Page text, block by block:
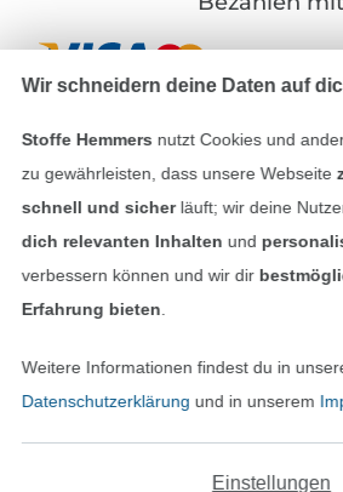
Unsere
In den deutschen Shop
Wir schneidern deine Daten auf
Stoffe Hemmers nutzt Cookies und
zu gewährleisten, dass unsere Webseite
schnell und sicherläuft; wir deine
dich relevanten Inhalten und
verbessern können und wir dir
Erfahrung bieten
Weitere Informationen findest du in
Datenschutzerklärung und in unserem
Einstellungen